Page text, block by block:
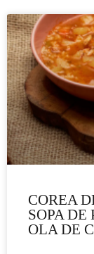
COREA
SOPA DE
OLA DE